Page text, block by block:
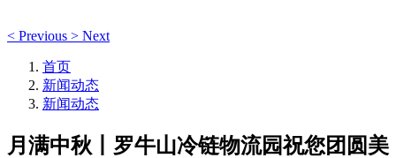
< Previous > Next
首页
新闻动态
新闻动态
月满中秋丨罗牛山冷链物流园祝您团圆美